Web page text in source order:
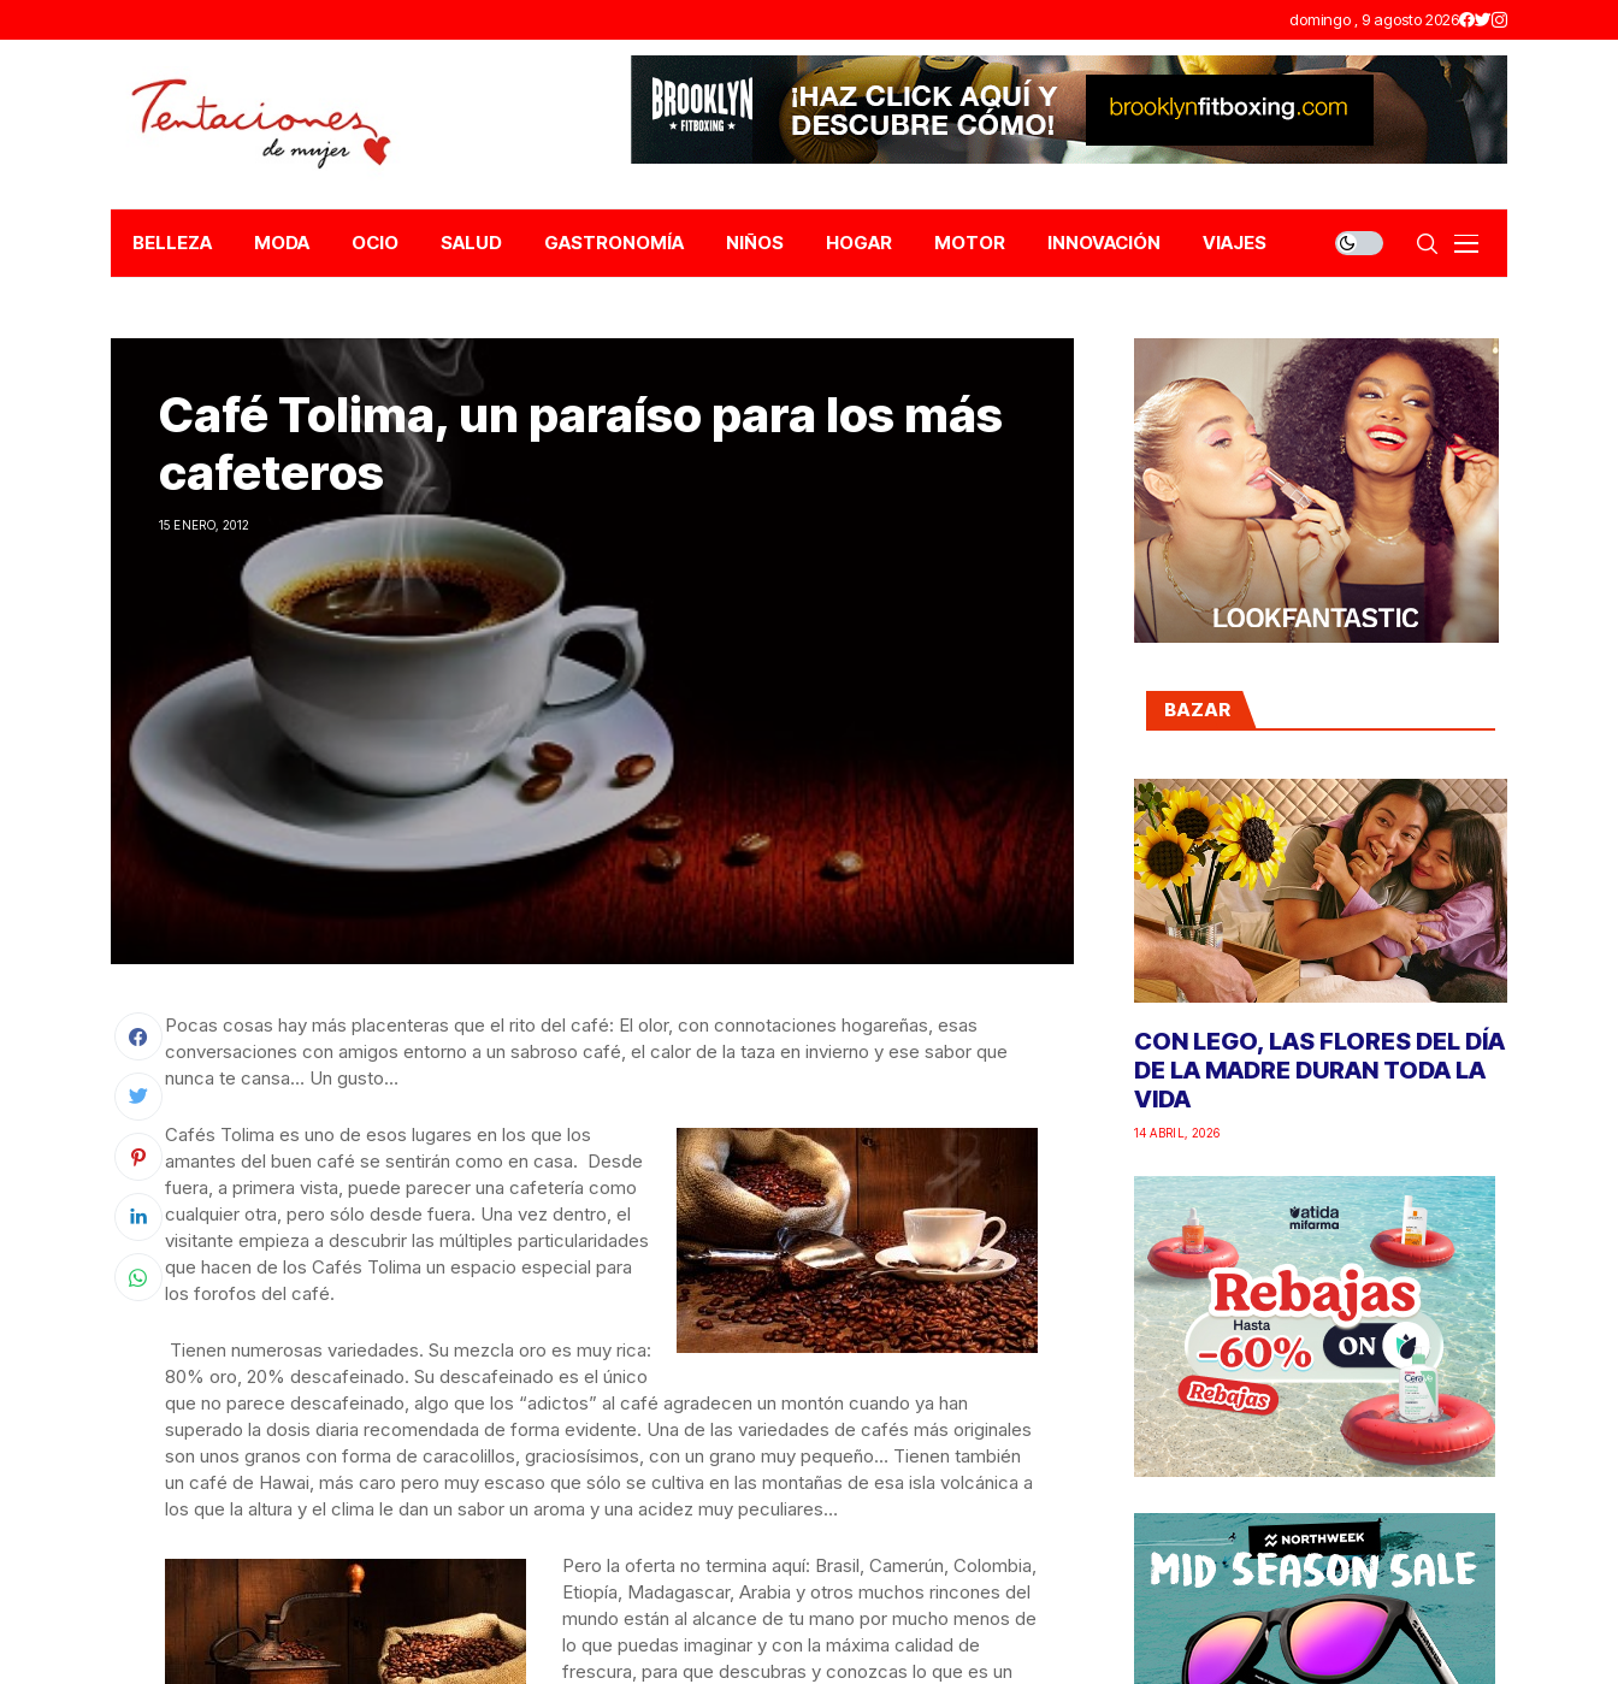
domingo , 9 agosto 2026
BELLEZA MODA OCIO SALUD GASTRONOMÍA NIÑOS HOGAR MOTOR INNOVACIÓN VIAJES
Café Tolima, un paraíso para los más
cafeteros
15 ENERO, 2012
Pocas cosas hay más placenteras que el rito del café: El olor, con connotaciones hogareñas, esas
conversaciones con amigos entorno a un sabroso café, el calor de la taza en invierno y ese sabor que
nunca te cansa… Un gusto…
Cafés Tolima es uno de esos lugares en los que los
amantes del buen café se sentirán como en casa. Desde
fuera, a primera vista, puede parecer una cafetería como
cualquier otra, pero sólo desde fuera. Una vez dentro, el
visitante empieza a descubrir las múltiples particularidades
que hacen de los Cafés Tolima un espacio especial para
los forofos del café.
Tienen numerosas variedades. Su mezcla oro es muy rica:
80% oro, 20% descafeinado. Su descafeinado es el único
que no parece descafeinado, algo que los “adictos” al café agradecen un montón cuando ya han
superado la dosis diaria recomendada de forma evidente. Una de las variedades de cafés más originales
son unos granos con forma de caracolillos, graciosísimos, con un grano muy pequeño… Tienen también
un café de Hawai, más caro pero muy escaso que sólo se cultiva en las montañas de esa isla volcánica a
los que la altura y el clima le dan un sabor un aroma y una acidez muy peculiares…
Pero la oferta no termina aquí: Brasil, Camerún, Colombia,
Etiopía, Madagascar, Arabia y otros muchos rincones del
mundo están al alcance de tu mano por mucho menos de
lo que puedas imaginar y con la máxima calidad de
frescura, para que descubras y conozcas lo que es un
BAZAR
CON LEGO, LAS FLORES DEL DÍA
DE LA MADRE DURAN TODA LA
VIDA
14 ABRIL, 2026